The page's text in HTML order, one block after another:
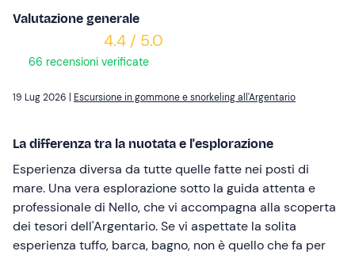
Valutazione generale
4.4 / 5.0
66 recensioni verificate
19 Lug 2026 | Escursione in gommone e snorkeling all'Argentario
La differenza tra la nuotata e l'esplorazione
Esperienza diversa da tutte quelle fatte nei posti di
mare. Una vera esplorazione sotto la guida attenta e
professionale di Nello, che vi accompagna alla scoperta
dei tesori dell'Argentario. Se vi aspettate la solita
esperienza tuffo, barca, bagno, non è quello che fa per